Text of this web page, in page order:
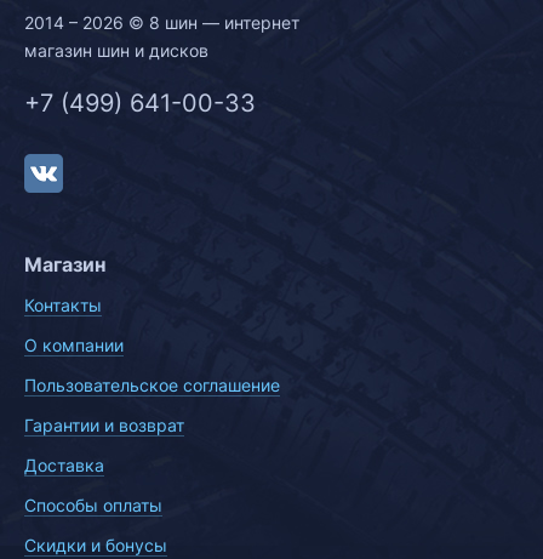
2014 – 2026 © 8 шин — интернет
магазин шин и дисков
+7 (499) 641-00-33
Магазин
Контакты
О компании
Пользовательское соглашение
Гарантии и возврат
Доставка
Способы оплаты
Скидки и бонусы